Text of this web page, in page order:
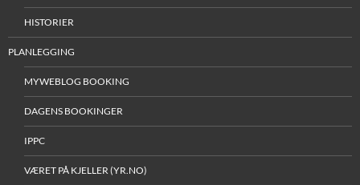
HISTORIER
PLANLEGGING
MYWEBLOG BOOKING
DAGENS BOOKINGER
IPPC
VÆRET PÅ KJELLER (YR.NO)